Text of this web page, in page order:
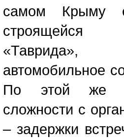
самом Крыму
строящейся
«Таврида»,
автомобильное
По этой же
сложности с
– задержки